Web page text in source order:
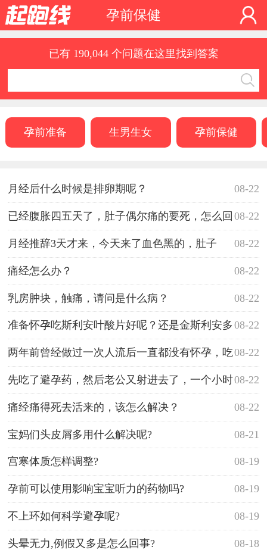
孕前保健
已有 190,044 个问题在这里找到答案
孕前准备 生男生女 孕前保健
08-22
月经后什么时候是排卵期呢？
08-22
已经腹胀四五天了，肚子偶尔痛的要死，怎么回
事？ 08-22
月经推辞3天才来，今天来了血色黑的，肚子
疼，怎么了？ 08-22
痛经怎么办？
08-22
乳房肿块，触痛，请问是什么病？
08-22
准备怀孕吃斯利安叶酸片好呢？还是金斯利安多
维片好呢？ 08-22
两年前曾经做过一次人流后一直都没有怀孕，吃
什么食物或者药物能有助于怀孕？ 08-22
先吃了避孕药，然后老公又射进去了，一个小时
前吃的这样避孕药还有效？ 08-22
痛经痛得死去活来的，该怎么解决？
08-21
宝妈们头皮屑多用什么解决呢?
08-19
宫寒体质怎样调整?
08-19
孕前可以使用影响宝宝听力的药物吗?
08-19
不上环如何科学避孕呢?
08-18
头晕无力,例假又多是怎么回事?